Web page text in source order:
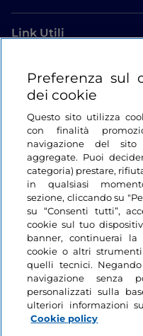
Link Utili
Login
Restiamo in contatto
Preferenza sul
dei cookie
Questo sito utilizza
con finalità
navigazione del
aggregate. Puoi
categoria) prestare,
in qualsiasi
sezione, cliccando su
su “Consenti tutti”,
cookie sul tuo
banner, continuerai
cookie o altri
quelli tecnici.
navigazione senza
personalizzati sulla
ulteriori informazioni
Cookie policy